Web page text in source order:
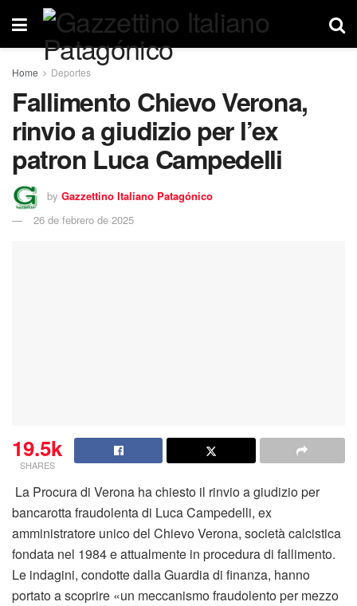
Home Deportes
Fallimento Chievo Verona,
rinvio a giudizio per l’ex
patron Luca Campedelli
by Gazzettino Italiano Patagónico
26 de febrero de 2025
19.5k
SHARES
La Procura di Verona ha chiesto il rinvio a giudizio per
bancarotta fraudolenta di Luca Campedelli, ex
amministratore unico del Chievo Verona, società calcistica
fondata nel 1984 e attualmente in procedura di fallimento.
Le indagini, condotte dalla Guardia di finanza, hanno
portato a scoprire «un meccanismo fraudolento per mezzo